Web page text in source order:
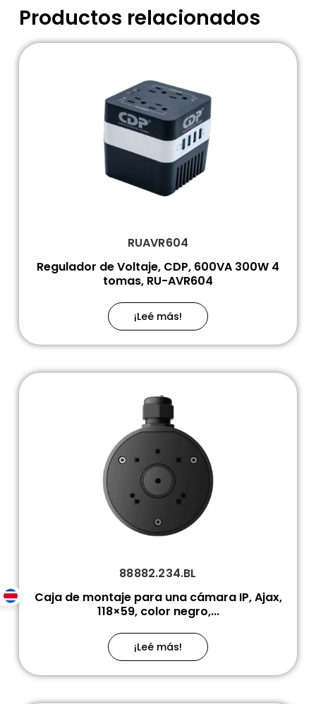
Productos relacionados
RUAVR604
Regulador de Voltaje, CDP, 600VA 300W 4
tomas, RU-AVR604
¡Leé más!
88882.234.BL
Caja de montaje para una cámara IP, Ajax,
118×59, color negro,...
¡Leé más!